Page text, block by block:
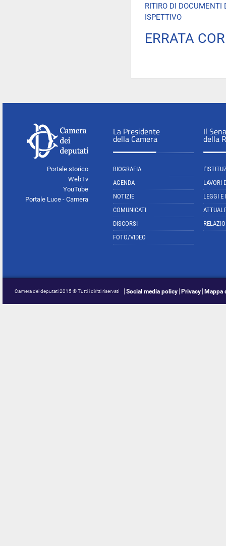
RITIRO DI DOCUMENTI
ISPETTIVO
ERRATA
Portale storico
WebTv
YouTube
Portale Luce - Camera
La Presidente
della Camera
BIOGRAFIA
AGENDA
NOTIZIE
COMUNICATI
DISCORSI
FOTO/VIDEO
Il
della
LAVORI
LEGGI E
Camera dei deputati 2015 © Tutti i diritti riservati Social media policy Privacy Mappa